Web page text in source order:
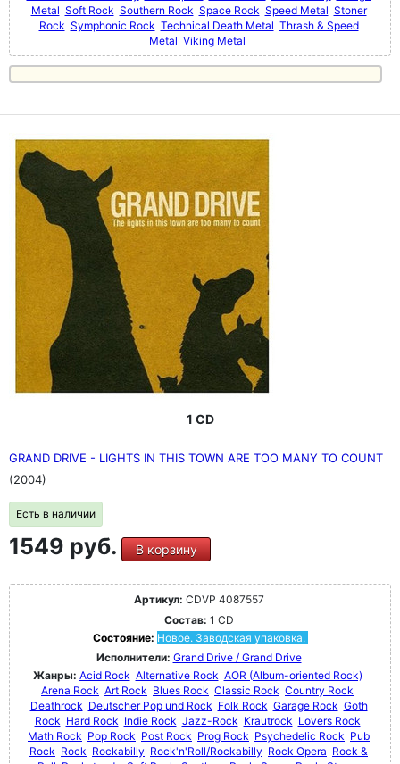
Metal Soft Rock Southern Rock Space Rock Speed Metal Stoner
Rock Symphonic Rock Technical Death Metal Thrash & Speed
Metal Viking Metal
1 CD
GRAND DRIVE - LIGHTS IN THIS TOWN ARE TOO MANY TO COUNT
(2004)
Есть в наличии
1549 руб. В корзину
Артикул: CDVP 4087557
Состав: 1 CD
Состояние: Новое. Заводская упаковка.
Исполнители: Grand Drive / Grand Drive
Жанры: Acid Rock Alternative Rock AOR (Album-oriented Rock)
Arena Rock Art Rock Blues Rock Classic Rock Country Rock
Deathrock Deutscher Pop und Rock Folk Rock Garage Rock Goth
Rock Hard Rock Indie Rock Jazz-Rock Krautrock Lovers Rock
Math Rock Pop Rock Post Rock Prog Rock Psychedelic Rock Pub
Rock Rock Rockabilly Rock'n'Roll/Rockabilly Rock Opera Rock &